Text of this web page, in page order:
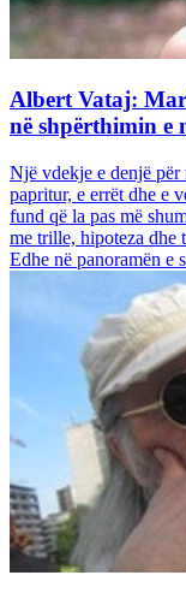
Albert Vataj:
në shpërthimin e
Një vdekje e denjë
papritur, e errët dhe e
fund që la pas më
me trille, hipoteza dhe
Edhe në panoramën e